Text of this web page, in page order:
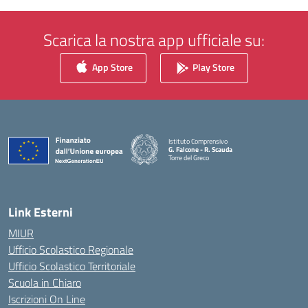
Scarica la nostra app ufficiale su:
App Store Play Store
Istituto Comprensivo
G. Falcone - R. Scauda
Torre del Greco
Link Esterni
MIUR
Ufficio Scolastico Regionale
Ufficio Scolastico Territoriale
Scuola in Chiaro
Iscrizioni On Line